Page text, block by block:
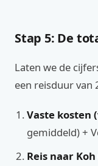
Stap 5: De
Laten we de
een reisduur van
Vaste kosten
gemiddeld) +
Reis naar